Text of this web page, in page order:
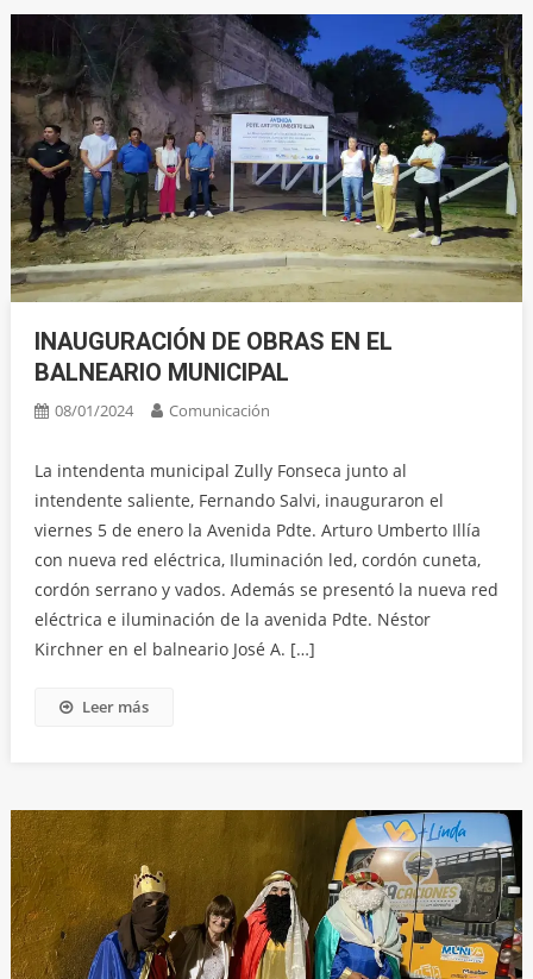
INAUGURACIÓN DE OBRAS EN EL
BALNEARIO MUNICIPAL
08/01/2024 Comunicación
La intendenta municipal Zully Fonseca junto al
intendente saliente, Fernando Salvi, inauguraron el
viernes 5 de enero la Avenida Pdte. Arturo Umberto Illía
con nueva red eléctrica, Iluminación led, cordón cuneta,
cordón serrano y vados. Además se presentó la nueva red
eléctrica e iluminación de la avenida Pdte. Néstor
Kirchner en el balneario José A. […]
Leer más